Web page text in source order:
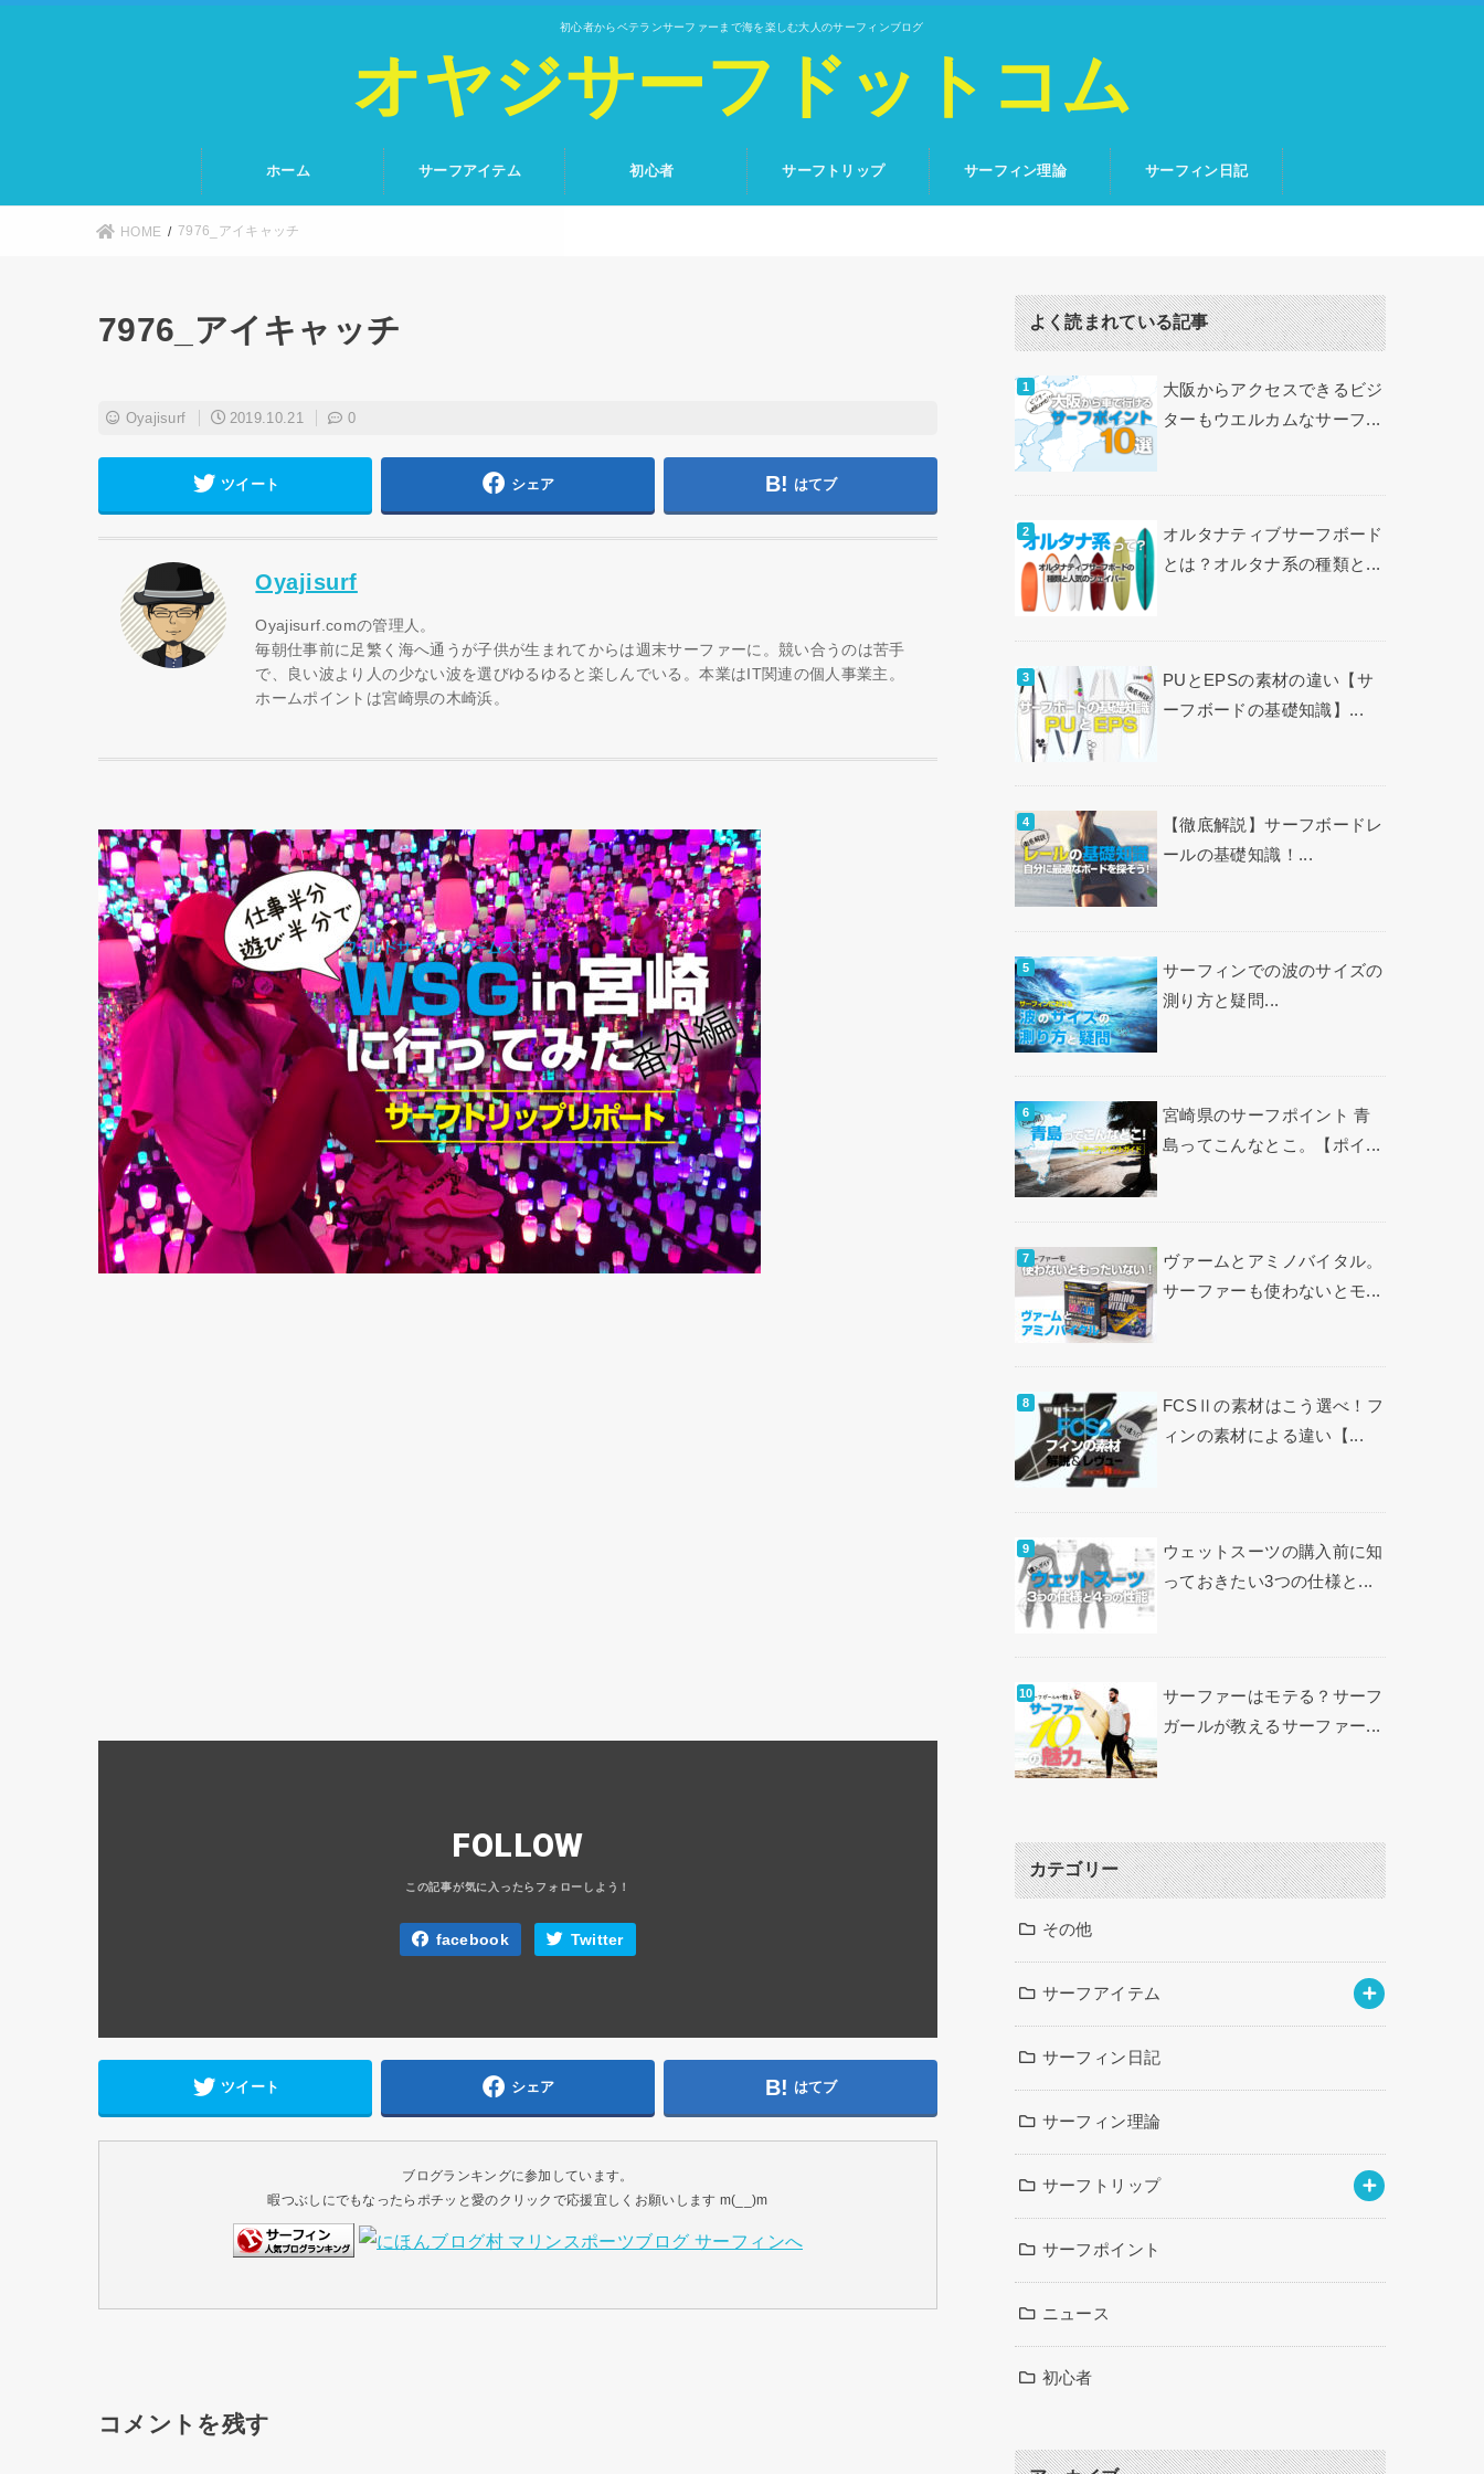
初心者からベテランサーファーまで海を楽しむ大人のサーフィンブログ
オヤジサーフドットコム
ホーム サーフアイテム 初心者 サーフトリップ サーフィン理論 サーフィン日記
HOME 7976_アイキャッチ
7976_アイキャッチ
Oyajisurf 2019.10.21 0
ツイート シェア はてブ
Oyajisurf
Oyajisurf.comの管理人。
毎朝仕事前に足繁く海へ通うが子供が生まれてからは週末サーファーに。競い合うのは苦手
で、良い波より人の少ない波を選びゆるゆると楽しんでいる。本業はIT関連の個人事業主。
ホームポイントは宮崎県の木崎浜。
FOLLOW
facebook Twitter
ツイート シェア はてブ
ブログランキングに参加しています。
暇つぶしにでもなったらポチッと愛のクリックで応援宜しくお願いします m(__)m
コメントを残す
よく読まれている記事
大阪からアクセスできるビジ
ターもウエルカムなサーフ...
オルタナティブサーフボード
とは？オルタナ系の種類と...
PUとEPSの素材の違い【サ
ーフボードの基礎知識】...
【徹底解説】サーフボードレ
ールの基礎知識！...
サーフィンでの波のサイズの
測り方と疑問...
宮崎県のサーフポイント 青
島ってこんなとこ。【ポイ...
ヴァームとアミノバイタル。
サーファーも使わないとモ...
FCSⅡの素材はこう選べ！フ
ィンの素材による違い【...
ウェットスーツの購入前に知
っておきたい3つの仕様と...
サーファーはモテる？サーフ
ガールが教えるサーファー...
カテゴリー
その他
サーフアイテム
サーフィン日記
サーフィン理論
サーフトリップ
サーフポイント
ニュース
初心者